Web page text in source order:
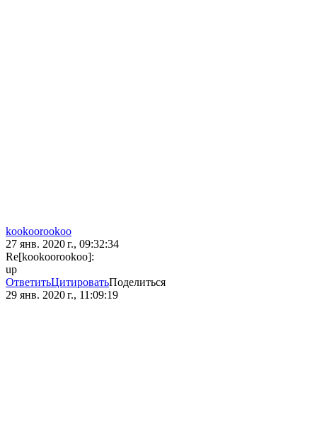
kookoorookoo
27 янв. 2020 г., 09:32:34
Re[kookoorookoo]:
up
ОтветитьЦитироватьПоделиться
29 янв. 2020 г., 11:09:19